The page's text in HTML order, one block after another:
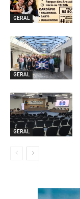
GERAL
GERAL
GERAL